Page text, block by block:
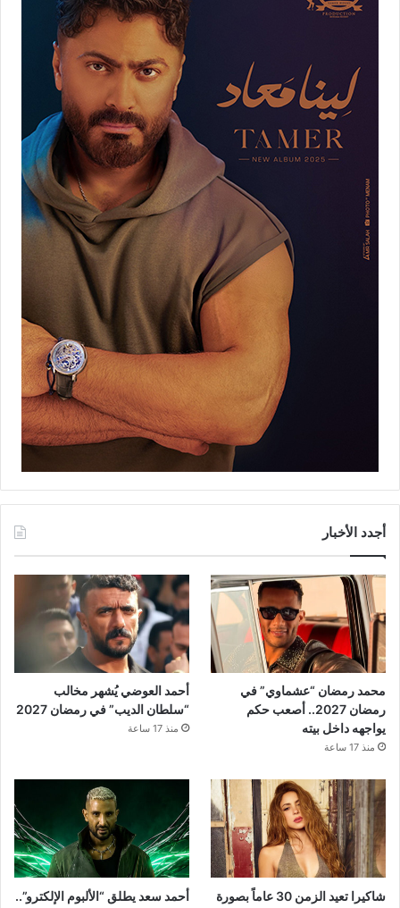
أجدد الأخبار
محمد رمضان “عشماوي” في
رمضان 2027.. أصعب حكم
يواجهه داخل بيته
منذ 17 ساعة
أحمد العوضي يُشهر مخالب
“سلطان الديب” في رمضان 2027
منذ 17 ساعة
شاكيرا تعيد الزمن 30 عاماً بصورة
أحمد سعد يطلق “الألبوم الإلكترو”..